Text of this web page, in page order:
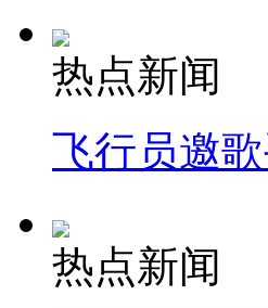
热点新闻
飞行员邀
热点新闻